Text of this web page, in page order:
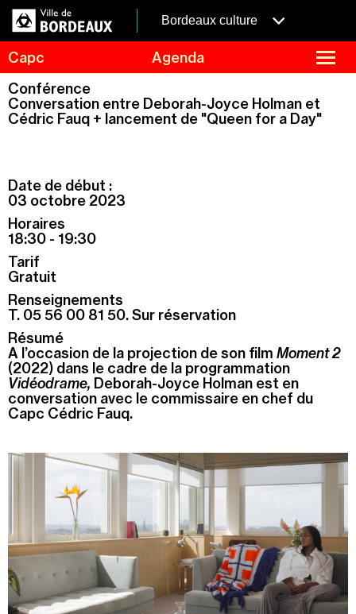
Aller
contenu
principal
menubordeaux
Bordeaux culture
Capc Agenda
fermer
le
menu
Menu
de
Agenda
Expositions
Collection
Le Capc
Résidences
Mécénat et privatisation
Infos pratiques
Menu
Recherche
Recherche
Prochainement
Aujourd'hui
Pollen
Cool Kids Space
Conférence
Conversation entre Deborah-Joyce Holman et
Cédric Fauq + lancement de "Queen for a Day"
Date de début :
03 octobre 2023
Horaires
18:30 - 19:30
Tarif
Gratuit
Renseignements
T. 05 56 00 81 50. Sur réservation
Résumé
A l’occasion de la projection de son film Moment 2
(2022) dans le cadre de la programmation
Vidéodrame, Deborah-Joyce Holman est en
conversation avec le commissaire en chef du
Capc Cédric Fauq.
Panneau de gestion des cookies